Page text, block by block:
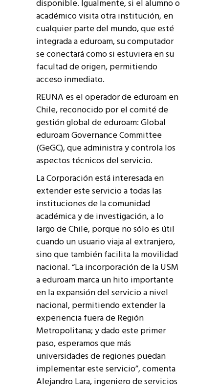
disponible. Igualmente, si el alumno o
académico visita otra institución, en
cualquier parte del mundo, que esté
integrada a eduroam, su computador
se conectará como si estuviera en su
facultad de origen, permitiendo
acceso inmediato.
REUNA es el operador de eduroam en
Chile, reconocido por el comité de
gestión global de eduroam: Global
eduroam Governance Committee
(GeGC), que administra y controla los
aspectos técnicos del servicio.
La Corporación está interesada en
extender este servicio a todas las
instituciones de la comunidad
académica y de investigación, a lo
largo de Chile, porque no sólo es útil
cuando un usuario viaja al extranjero,
sino que también facilita la movilidad
nacional. “La incorporación de la USM
a eduroam marca un hito importante
en la expansión del servicio a nivel
nacional, permitiendo extender la
experiencia fuera de Región
Metropolitana; y dado este primer
paso, esperamos que más
universidades de regiones puedan
implementar este servicio”, comenta
Alejandro Lara, ingeniero de servicios